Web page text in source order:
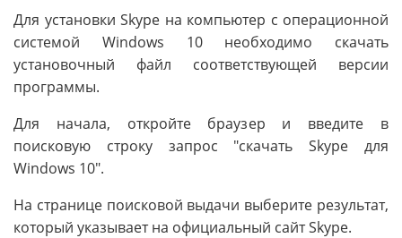
Для установки Skype на компьютер с операционной
системой Windows 10 необходимо скачать
установочный файл соответствующей версии
программы.
Для начала, откройте браузер и введите в
поисковую строку запрос "скачать Skype для
Windows 10".
На странице поисковой выдачи выберите результат,
который указывает на официальный сайт Skype.